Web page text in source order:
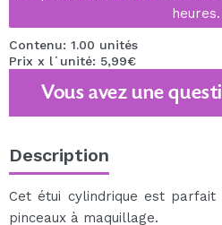
heures.
Contenu: 1.00 unités
Prix x l´unité: 5,99€
Vous avez une
Description
Cet étui cylindrique est parfait
pinceaux à maquillage.